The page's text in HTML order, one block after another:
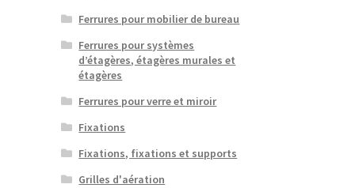
Ferrures pour mobilier de bureau
Ferrures pour systèmes
d’étagères, étagères murales et
étagères
Ferrures pour verre et miroir
Fixations
Fixations, fixations et supports
Grilles d'aération